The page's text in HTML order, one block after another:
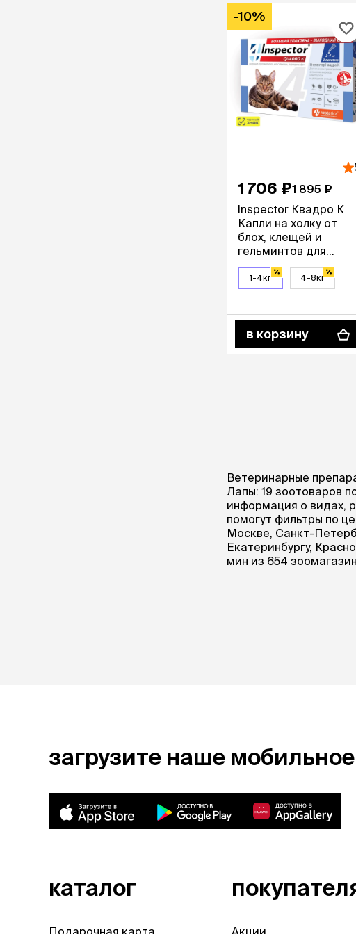
-10%
1 706 ₽1 895 ₽
Inspector Квадро К
Капли на холку от
блох, клещей и
гельминтов для
кошек весом от 1 до
4 кг, 3 пипетки
1-4кг 4-8кг
в корзину
Ветеринарные
Лапы: 19 зоотоваров
информация о видах,
помогут фильтры по
Москве, Санкт-
Екатеринбургу,
мин из 654
загрузите наше
каталог